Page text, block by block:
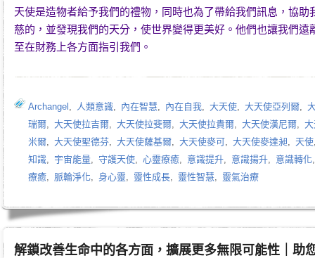
天使是造物者給予我們的禮物，同時也為了帶給我們訊息，協
慈的，並發現我們的天分，使世界變得更美好。他們也讓我們
至在財務上各方面指引我們。
Archangel , 人類意識, 內在智慧, 內在自我, 大天使, 大天使亞列爾,
瑞爾, 大天使拉吉爾, 大天使拉斐爾, 大天使拉貴爾, 大天使漢尼爾,
米爾, 大天使聖德芬, 大天使薩基爾, 大天使麥可, 大天使麥達昶, 天使
知識, 宇宙能量, 守護天使, 心靈療癒, 意識提升, 意識揚升, 意識轉化
療癒, 脈輪淨化, 身心靈, 靈性成長, 靈性智慧, 靈氣治療
解鎖改善生命中的各方面，擴展更多無限可能性｜助